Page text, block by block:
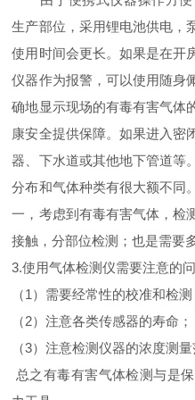
生产部位，采用锂电池供电，
使用时间会更长。如果是在开
仪器作为报警，可以使用随身
确地显示现场的有毒有害气体
康安全提供保障。如果进入密
器、下水道或其他地下管道等
分布和气体种类有很大额不同
一，考虑到有毒有害气体，检
接触，分部位检测；也是需要
3.使用气体检测仪需要注意的问
（1）需要经常性的校准和检测
（2）注意各类传感器的寿命；
（3）注意检测仪器的浓度测量
总之有毒有害气体检测与是